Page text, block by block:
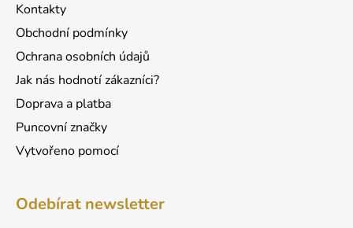
Kontakty
Obchodní podmínky
Ochrana osobních údajů
Jak nás hodnotí zákazníci?
Doprava a platba
Puncovní značky
Vytvořeno pomocí
Odebírat newsletter